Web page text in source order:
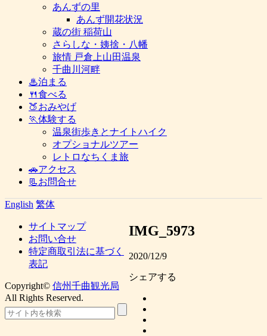
あんずの里
あんず開花状況
蔵の街 稲荷山
さらしな・姨捨・八幡
旅情 戸倉上山田温泉
千曲川河畔
♨泊まる
🍴食べる
🍑おみやげ
🏃体験する
温泉街歩きとナイトハイク
オプショナルツアー
レトロなちくま旅
🚗アクセス
📃お問合せ
English 繁体
IMG_5973
2020/12/9
シェアする
サイトマップ
お問い合せ
特定商取引法に基づく
表記
Copyright© 信州千曲観光局
All Rights Reserved.